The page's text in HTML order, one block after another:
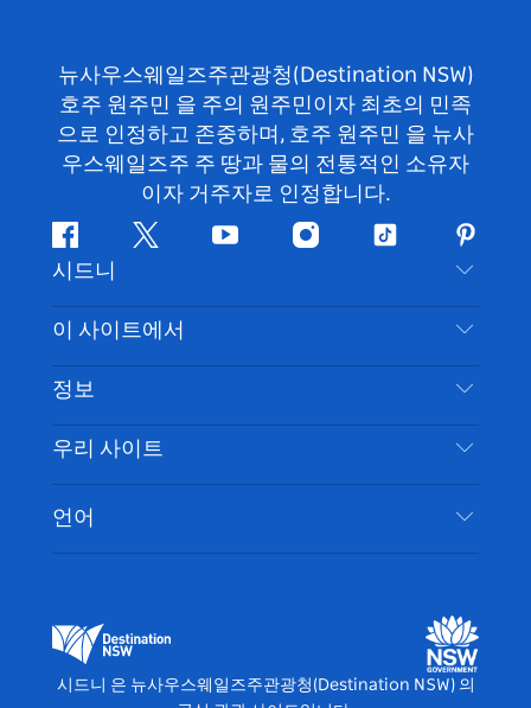
뉴사우스웨일즈주관광청(Destination NSW)
호주 원주민 을 주의 원주민이자 최초의 민족
으로 인정하고 존중하며, 호주 원주민 을 뉴사
우스웨일즈주 주 땅과 물의 전통적인 소유자
이자 거주자로 인정합니다.
페
이
스
북
지
귀
다
유
브
인
타
램
틱
핀
터
레
스
트
시드니
문의하기
부인 성명
쿠키 고지
이 사이트에서
목적지
할 일
이벤트
숙소
정보
여행 정보
시드니 접근성
귀하의 사업을 등록하세요
우리 사이트
뉴사우스웨일즈주관광청(Destination NSW) 미디
어 센터
비비드 시드니(Vivid Sydney)
언어
시드니 은 뉴사우스웨일즈주관광청(Destination NSW) 의